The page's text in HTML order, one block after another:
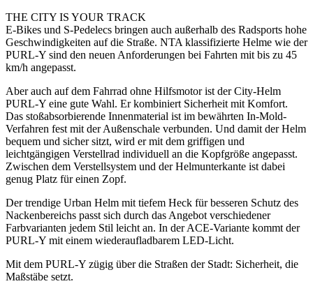
THE CITY IS YOUR TRACK
E-Bikes und S-Pedelecs bringen auch außerhalb des Radsports hohe
Geschwindigkeiten auf die Straße. NTA klassifizierte Helme wie der
PURL-Y sind den neuen Anforderungen bei Fahrten mit bis zu 45
km/h angepasst.
Aber auch auf dem Fahrrad ohne Hilfsmotor ist der City-Helm
PURL-Y eine gute Wahl. Er kombiniert Sicherheit mit Komfort.
Das stoßabsorbierende Innenmaterial ist im bewährten In-Mold-
Verfahren fest mit der Außenschale verbunden. Und damit der Helm
bequem und sicher sitzt, wird er mit dem griffigen und
leichtgängigen Verstellrad individuell an die Kopfgröße angepasst.
Zwischen dem Verstellsystem und der Helmunterkante ist dabei
genug Platz für einen Zopf.
Der trendige Urban Helm mit tiefem Heck für besseren Schutz des
Nackenbereichs passt sich durch das Angebot verschiedener
Farbvarianten jedem Stil leicht an. In der ACE-Variante kommt der
PURL-Y mit einem wiederaufladbarem LED-Licht.
Mit dem PURL-Y zügig über die Straßen der Stadt: Sicherheit, die
Maßstäbe setzt.